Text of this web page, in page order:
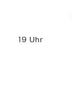
19 Uhr